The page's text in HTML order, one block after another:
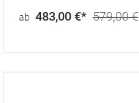
ab 483,00 €* 579,00 €